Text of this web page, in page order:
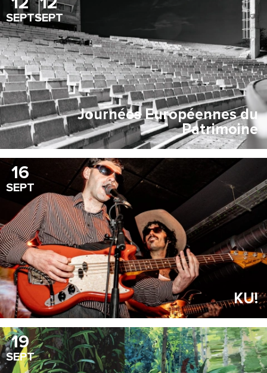
SEPTSEPT
Journées Européennes du
Patrimoine
16
SEPT
KU!
19
SEPT